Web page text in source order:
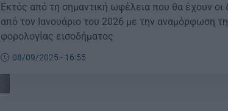
Εκτός από τη σημαντική ωφέλεια που θα έχουν οι
από τον Ιανουάριο του 2026 με την αναμόρφωση
φορολογίας εισοδήματος
08/09/2025 - 16:55